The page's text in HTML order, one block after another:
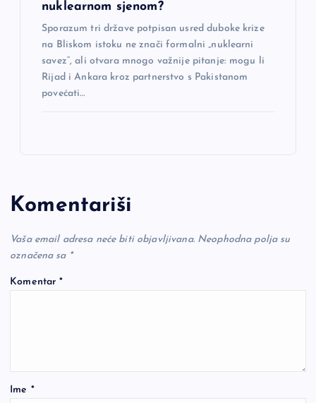
nuklearnom sjenom?
Sporazum tri države potpisan usred duboke krize
na Bliskom istoku ne znači formalni „nuklearni
savez“, ali otvara mnogo važnije pitanje: mogu li
Rijad i Ankara kroz partnerstvo s Pakistanom
povećati…
Komentariši
Vaša email adresa neće biti objavljivana. Neophodna polja su
označena sa *
Komentar*
Ime *